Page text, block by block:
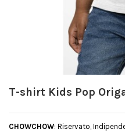
T-shirt Kids Pop
CHOWCHOW: Riservato,